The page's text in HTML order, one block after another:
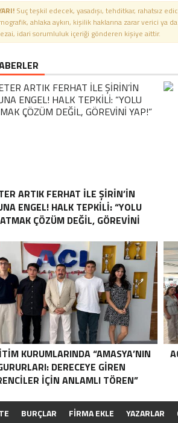
Suç teşkil edecek, yasadışı, tehditkar, rahatsız
ahlaka aykırı, kişilik haklarına zarar verici
idari sorumluluk içeriği gönderen kişiye aittir.
ARTIK FERHAT İLE ŞİRİN’İN
ENGEL! HALK TEPKİLİ: “YOLU
ÇÖZÜM DEĞİL, GÖREVİNİ
KURUMLARINDA “AMASYA’NIN
DERECEYE GIREN
İÇIN ANLAMLI TÖREN”
BURÇLAR FİRMA EKLE YAZARLAR